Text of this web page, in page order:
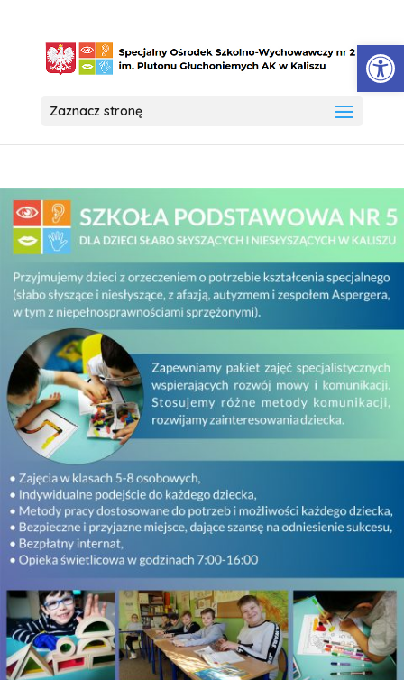
Zaznacz stronę